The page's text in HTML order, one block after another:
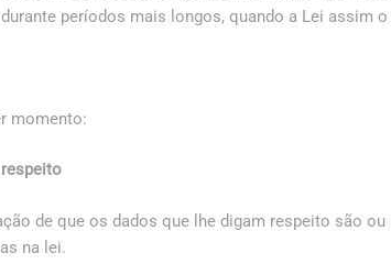
períodos mais longos, quando a Lei assim o
momento:
de que os dados que lhe digam respeito são
na lei.